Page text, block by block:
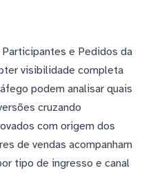
e Pedidos da
visibilidade completa
podem analisar quais
cruzando
com origem dos
de vendas acompanham
tipo de ingresso e canal